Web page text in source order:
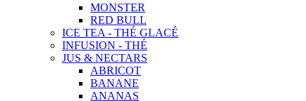
MONSTER
RED BULL
ICE TEA - THÉ GLACÉ
INFUSION - THÉ
JUS & NECTARS
ABRICOT
BANANE
ANANAS